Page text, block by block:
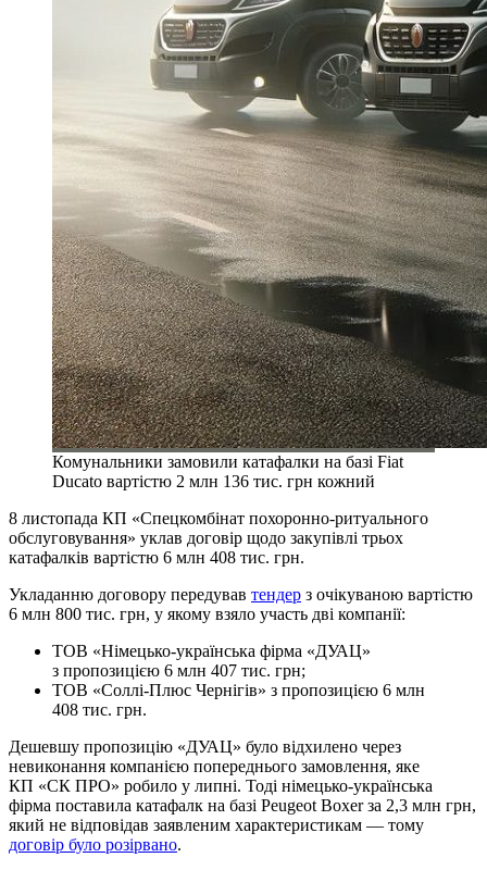
Комунальники замовили катафалки на базі Fiat
Ducato вартістю 2 млн 136 тис. грн кожний
8 листопада КП «Спецкомбінат похоронно-ритуального
обслуговування» уклав договір щодо закупівлі трьох
катафалків вартістю 6 млн 408 тис. грн.
Укладанню договору передував тендер з очікуваною вартістю
6 млн 800 тис. грн, у якому взяло участь дві компанії:
ТОВ «Німецько-українська фірма «ДУАЦ»
з пропозицією 6 млн 407 тис. грн;
ТОВ «Соллі-Плюс Чернігів» з пропозицією 6 млн
408 тис. грн.
Дешевшу пропозицію «ДУАЦ» було відхилено через
невиконання компанією попереднього замовлення, яке
КП «СК ПРО» робило у липні. Тоді німецько-українська
фірма поставила катафалк на базі Peugeot Boxer за 2,3 млн грн,
який не відповідав заявленим характеристикам — тому
договір було розірвано.